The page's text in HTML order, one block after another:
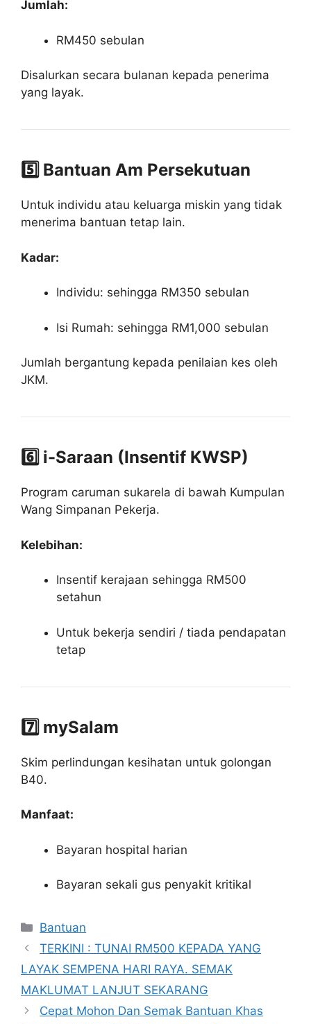
Jumlah:
RM450 sebulan
Disalurkan secara bulanan kepada penerima
yang layak.
5️⃣ Bantuan Am Persekutuan
Untuk individu atau keluarga miskin yang tidak
menerima bantuan tetap lain.
Kadar:
Individu: sehingga RM350 sebulan
Isi Rumah: sehingga RM1,000 sebulan
Jumlah bergantung kepada penilaian kes oleh
JKM.
6️⃣ i-Saraan (Insentif KWSP)
Program caruman sukarela di bawah Kumpulan
Wang Simpanan Pekerja.
Kelebihan:
Insentif kerajaan sehingga RM500
setahun
Untuk bekerja sendiri / tiada pendapatan
tetap
7️⃣ mySalam
Skim perlindungan kesihatan untuk golongan
B40.
Manfaat:
Bayaran hospital harian
Bayaran sekali gus penyakit kritikal
Categories
Bantuan
TERKINI : TUNAI RM500 KEPADA YANG
LAYAK SEMPENA HARI RAYA. SEMAK
MAKLUMAT LANJUT SEKARANG
Cepat Mohon Dan Semak Bantuan Khas